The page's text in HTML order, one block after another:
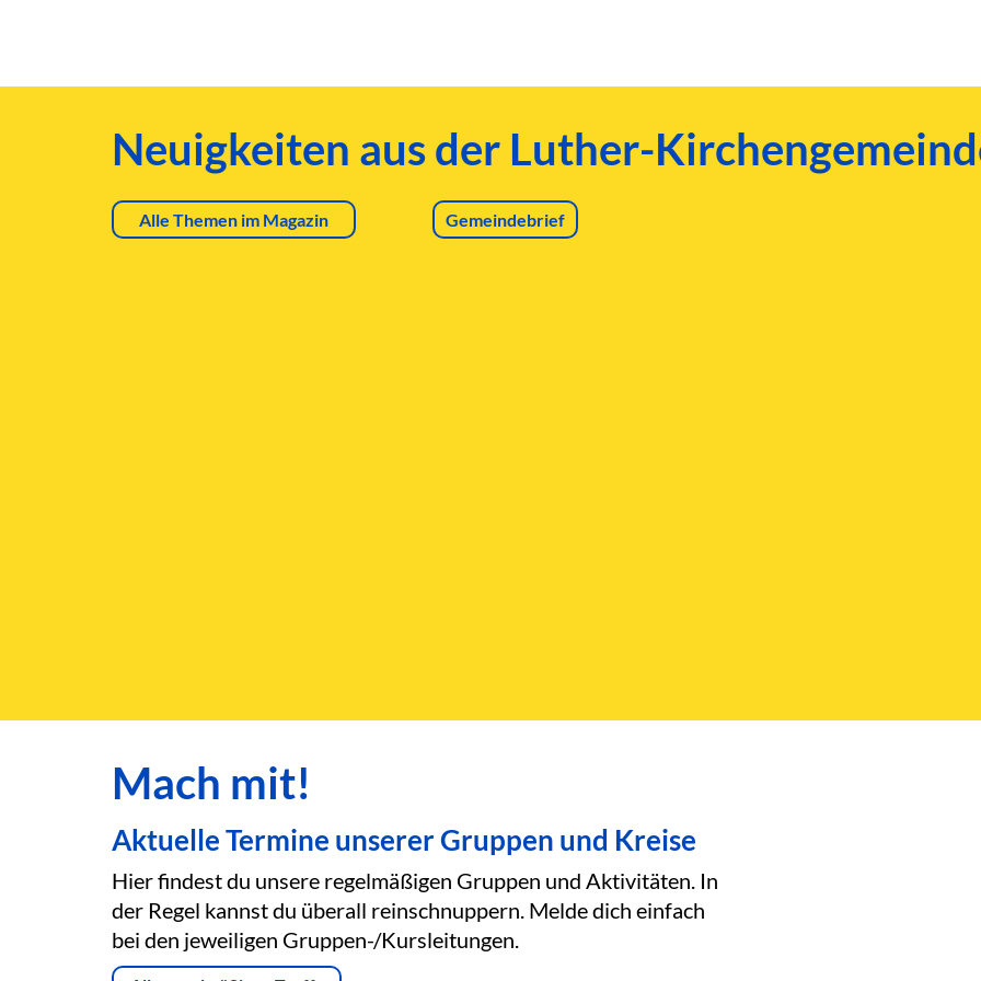
Neuigkeiten aus der Luther-
Alle Themen im Magazin Gemeindebrief
Mach mit!
Aktuelle Termine unserer Gruppen und Kreise
Hier findest du unsere regelmäßigen Gruppen und Aktivitäten. In
der Regel kannst du überall reinschnuppern. Melde dich einfach
bei den jeweiligen Gruppen-/Kursleitungen.